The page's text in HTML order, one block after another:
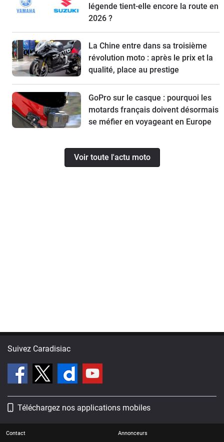
légende tient-elle encore la route en
2026 ?
La Chine entre dans sa troisième
révolution moto : après le prix et la
qualité, place au prestige
GoPro sur le casque : pourquoi les
motards français doivent désormais
se méfier en voyageant en Europe
Voir toute l'actu moto
Suivez Caradisiac
Téléchargez nos applications mobiles
Contact Annonceurs